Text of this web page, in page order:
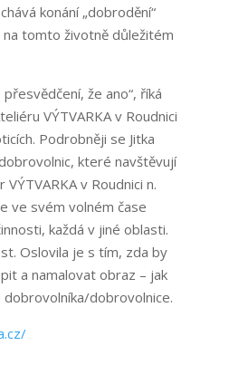
konání „dobrodění“
tomto životně důležitém
že ano“, říká
VÝTVARKA v Roudnici
Podrobněji se Jitka
které navštěvují
v Roudnici n.
ve svém volném čase
každá v jiné oblasti.
Oslovila je s tím, zda by
a namalovat obraz – jak
dobrovolníka/dobrovolnice.